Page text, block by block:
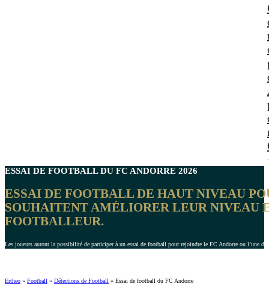
ESSAI DE FOOTBALL DU FC ANDORRE 2026
ESSAI DE FOOTBALL DE HAUT NIVEAU
SOUHAITENT AMÉLIORER LEUR NIVEAU
FOOTBALLEUR.
Les joueurs auront la possibilité de participer à un essai de football pour rejoindre le FC Andorre ou l’une de
Ertheo » Football » Détections de Football » Essai de football du FC Andorre